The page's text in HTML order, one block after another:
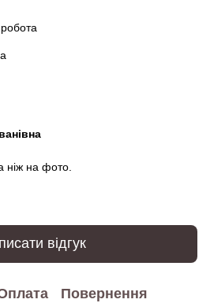
ніж на фото.
відгук
Повернення